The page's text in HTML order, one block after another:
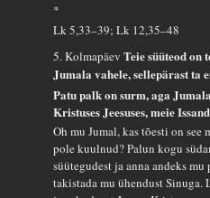
*
Lk 5,33–39; Lk 12,35–48
5. KolmapäevTeie süüteod on
Jumala vahele, sellepärast ta
Patu palk on surm, aga
Kristuses Jeesuses, meie
Oh mu Jumal, kas tõesti on see
pole kuulnud? Palun kogu
süütegudest ja anna andeks mu
takistada mu ühendust